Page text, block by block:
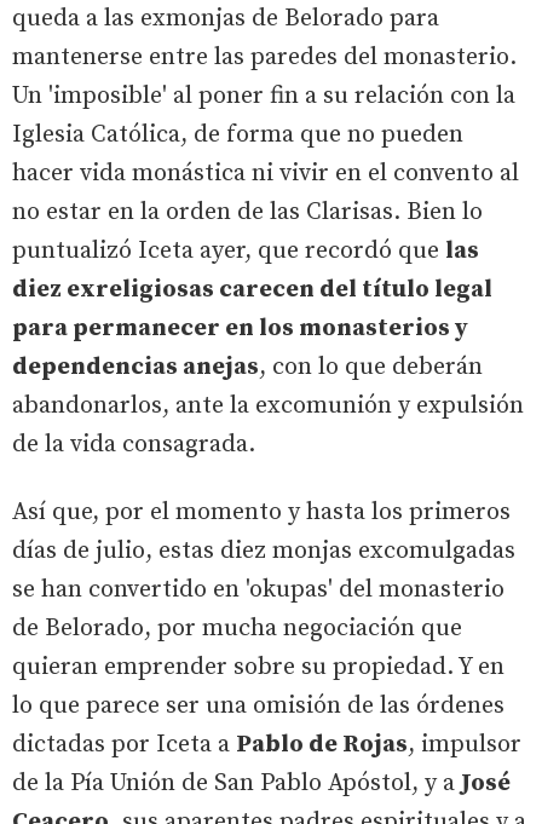
queda a las exmonjas de Belorado para
mantenerse entre las paredes del monasterio.
Un 'imposible' al poner fin a su relación con la
Iglesia Católica, de forma que no pueden
hacer vida monástica ni vivir en el convento al
no estar en la orden de las Clarisas. Bien lo
puntualizó Iceta ayer, que recordó que las
diez exreligiosas carecen del título legal
para permanecer en los monasterios y
dependencias anejas, con lo que deberán
abandonarlos, ante la excomunión y expulsión
de la vida consagrada.
Así que, por el momento y hasta los primeros
días de julio, estas diez monjas excomulgadas
se han convertido en 'okupas' del monasterio
de Belorado, por mucha negociación que
quieran emprender sobre su propiedad. Y en
lo que parece ser una omisión de las órdenes
dictadas por Iceta a Pablo de Rojas, impulsor
de la Pía Unión de San Pablo Apóstol, y a José